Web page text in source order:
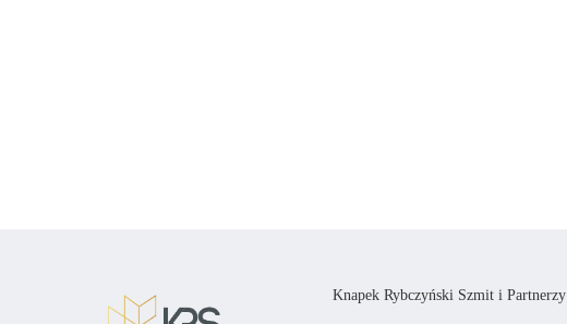
Knapek Rybczyński Szmit i Partnerzy